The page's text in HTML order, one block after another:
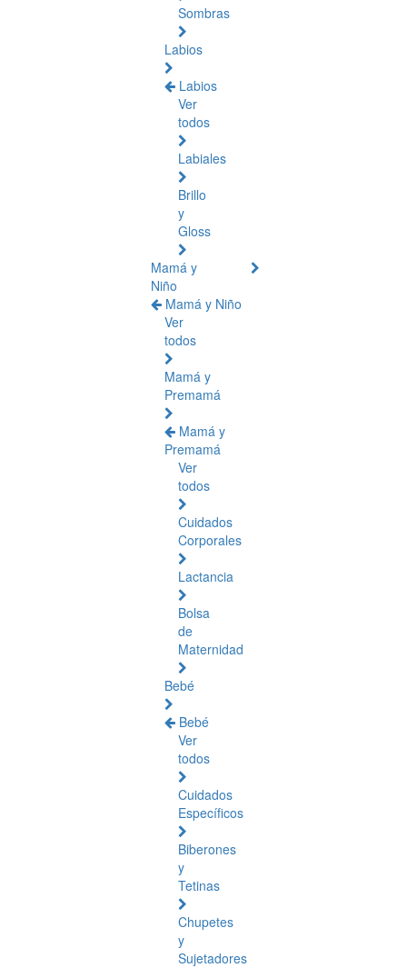
Sombras
Labios
Labios
Ver
todos
Labiales
Brillo
y
Gloss
Mamá y
Niño
Mamá y Niño
Ver
todos
Mamá y
Premamá
Mamá y
Premamá
Ver
todos
Cuidados
Corporales
Lactancia
Bolsa
de
Maternidad
Bebé
Bebé
Ver
todos
Cuidados
Específicos
Biberones
y
Tetinas
Chupetes
y
Sujetadores